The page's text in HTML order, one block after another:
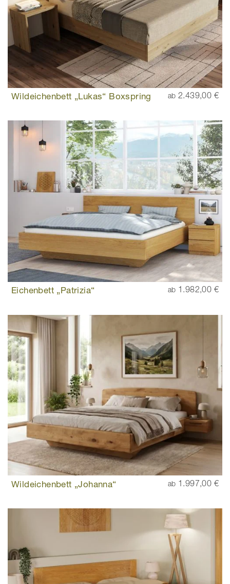
Wildeichenbett „Lukas“ Boxspring ab 2.439,00 €
Eichenbett „Patrizia“ ab 1.982,00 €
Wildeichenbett „Johanna“ ab 1.997,00 €